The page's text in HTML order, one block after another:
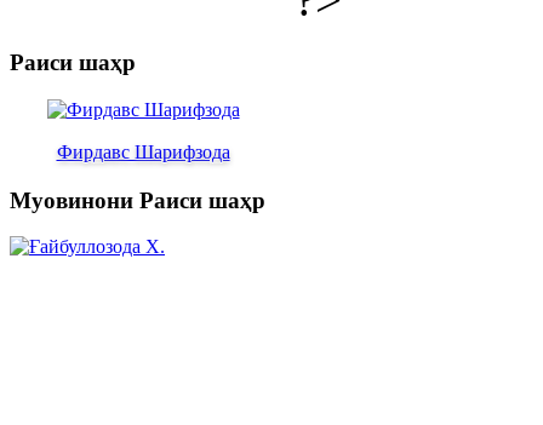
Раиси шаҳр
Фирдавс Шарифзода
Муовинони Раиси шаҳр